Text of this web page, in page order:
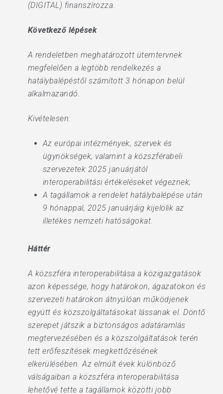
(DIGITAL) finanszírozza.
Következő lépések
A rendeletben meghatározott ütemtervnek
megfelelően a legtöbb rendelkezés a
hatálybalépéstől számított 3 hónapon belül
alkalmazandó.
Kivételesen:
Az európai intézmények, szervek és
ügynökségek, valamint a közszférabeli
szervezetek 2025 januárjától
interoperabilitási értékeléseket végeznek;
A tagállamok a rendelet hatálybalépése után
9 hónappal, 2025 januárjáig kijelölik az
illetékes nemzeti hatóságokat.
Háttér
A közszféra interoperabilitása a közigazgatások
azon képessége, hogy határokon, ágazatokon és
szervezeti határokon átnyúlóan működjenek
együtt és közszolgáltatásokat lássanak el. Döntő
szerepet játszik a biztonságos adatáramlás
megtervezésében és a közszolgáltatások terén
tett erőfeszítések megkettőzésének
elkerülésében. Az elmúlt évek különböző
válságaiban a közszféra interoperabilitása
lehetővé tette a tagállamok közötti jobb